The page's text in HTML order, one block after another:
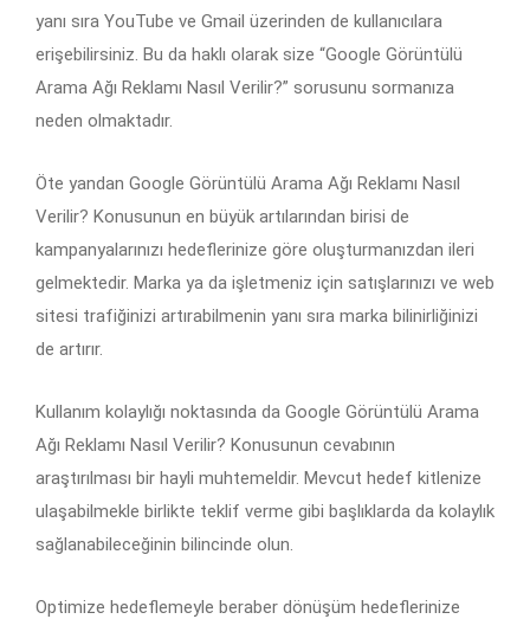
yanı sıra YouTube ve Gmail üzerinden de kullanıcılara
erişebilirsiniz. Bu da haklı olarak size “Google Görüntülü
Arama Ağı Reklamı Nasıl Verilir?” sorusunu sormanıza
neden olmaktadır.
Öte yandan Google Görüntülü Arama Ağı Reklamı Nasıl
Verilir? Konusunun en büyük artılarından birisi de
kampanyalarınızı hedeflerinize göre oluşturmanızdan ileri
gelmektedir. Marka ya da işletmeniz için satışlarınızı ve web
sitesi trafiğinizi artırabilmenin yanı sıra marka bilinirliğinizi
de artırır.
Kullanım kolaylığı noktasında da Google Görüntülü Arama
Ağı Reklamı Nasıl Verilir? Konusunun cevabının
araştırılması bir hayli muhtemeldir. Mevcut hedef kitlenize
ulaşabilmekle birlikte teklif verme gibi başlıklarda da kolaylık
sağlanabileceğinin bilincinde olun.
Optimize hedeflemeyle beraber dönüşüm hedeflerinize